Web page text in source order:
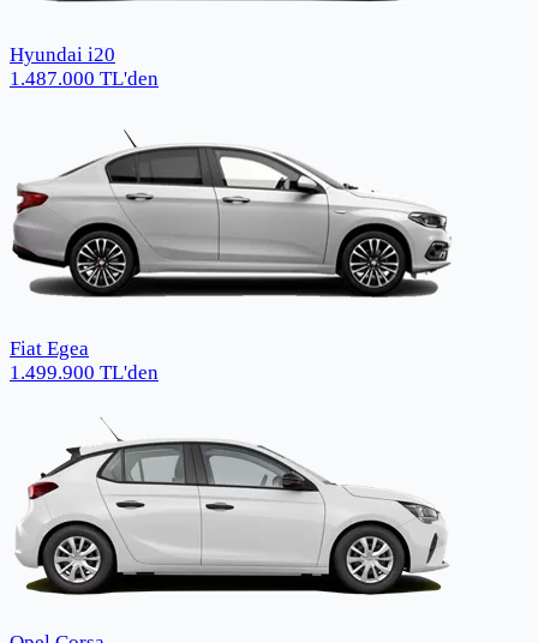
Hyundai i20
1.487.000 TL'den
Fiat Egea
1.499.900 TL'den